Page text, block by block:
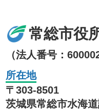
常総市役
（法人番号：
所在地
〒303-8501
茨城県常総市水海